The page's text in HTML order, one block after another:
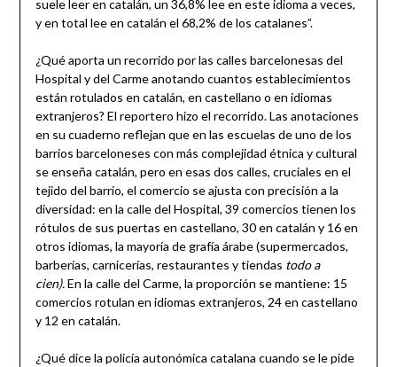
suele leer en catalán, un 36,8% lee en este idioma a veces,
y en total lee en catalán el 68,2% de los catalanes”.
¿Qué aporta un recorrido por las calles barcelonesas del
Hospital y del Carme anotando cuantos establecimientos
están rotulados en catalán, en castellano o en idiomas
extranjeros? El reportero hizo el recorrido. Las anotaciones
en su cuaderno reflejan que en las escuelas de uno de los
barrios barceloneses con más complejidad étnica y cultural
se enseña catalán, pero en esas dos calles, cruciales en el
tejido del barrio, el comercio se ajusta con precisión a la
diversidad: en la calle del Hospital, 39 comercios tienen los
rótulos de sus puertas en castellano, 30 en catalán y 16 en
otros idiomas, la mayoría de grafía árabe (supermercados,
barberías, carnicerías, restaurantes y tiendas todo a
cien).En la calle del Carme, la proporción se mantiene: 15
comercios rotulan en idiomas extranjeros, 24 en castellano
y 12 en catalán.
¿Qué dice la policía autonómica catalana cuando se le pide